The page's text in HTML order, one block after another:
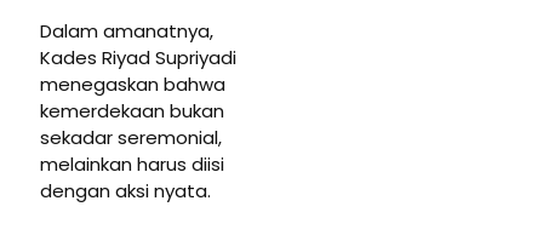
Dalam amanatnya,
Kades Riyad Supriyadi
menegaskan bahwa
kemerdekaan bukan
sekadar seremonial,
melainkan harus diisi
dengan aksi nyata.